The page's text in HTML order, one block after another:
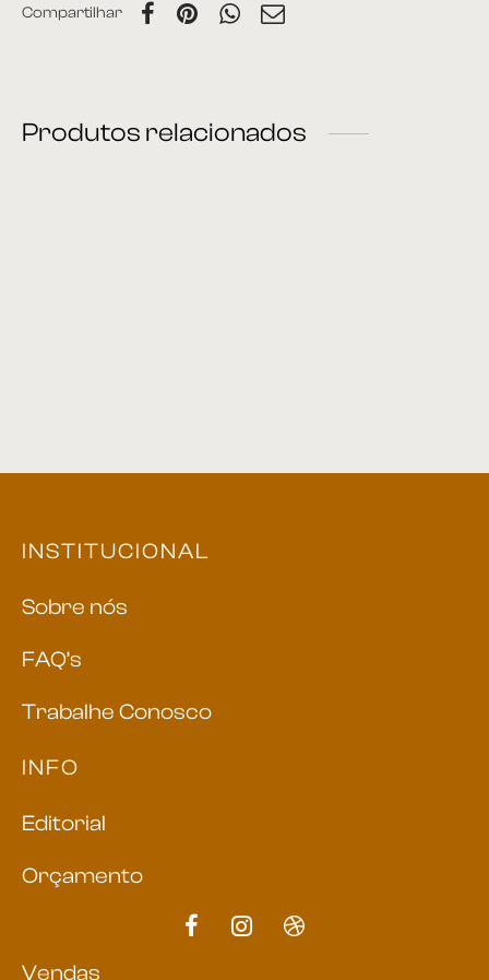
Compartilhar
Produtos relacionados
INSTITUCIONAL
Sobre nós
FAQ’s
Trabalhe Conosco
INFO
Editorial
Orçamento
Vendas